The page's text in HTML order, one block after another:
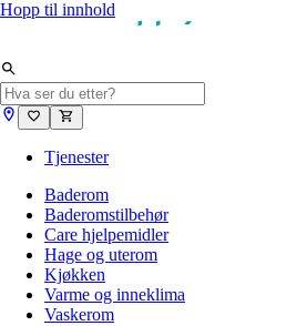
Hopp til innhold
Tjenester
Baderom
Baderomstilbehør
Care hjelpemidler
Hage og uterom
Kjøkken
Varme og inneklima
Vaskerom